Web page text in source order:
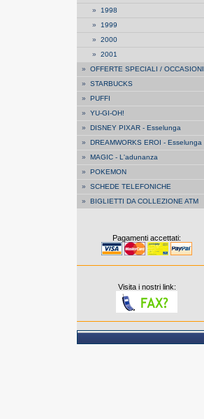
» 1998
» 1999
» 2000
» 2001
» OFFERTE SPECIALI / OCCASIONI
» STARBUCKS
» PUFFI
» YU-GI-OH!
» DISNEY PIXAR - Esselunga
» DREAMWORKS EROI - Esselunga
» MAGIC - L'adunanza
» POKEMON
» SCHEDE TELEFONICHE
» BIGLIETTI DA COLLEZIONE ATM
Pagamenti accettati:
Visita i nostri link: